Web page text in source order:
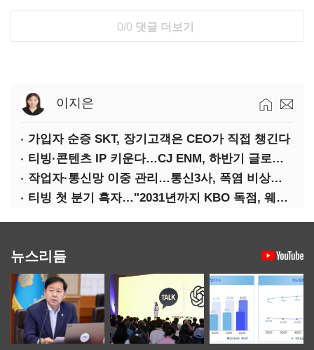
0/0 댓글 더보기
이지은
가입자 순증 SKT, 장기고객은 CEO가 직접 챙긴다
티빙·콘텐츠 IP 키운다…CJ ENM, 하반기 글로벌 확장 가속
작업자·통신망 이중 관리…통신3사, 폭염 비상대응 돌입
티빙 첫 분기 흑자…"2031년까지 KBO 독점, 웨이브 합병도 속도"
뉴스리듬